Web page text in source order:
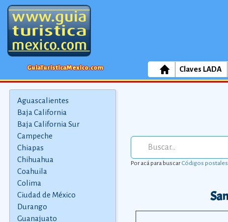
GuiaTuristicaMexico.com Claves LADA
Aguascalientes
Baja California
Baja California Sur
Campeche
Chiapas
Chihuahua
Coahuila
Colima
Ciudad de México
Durango
Guanajuato
Por acá para buscarCódigos postales